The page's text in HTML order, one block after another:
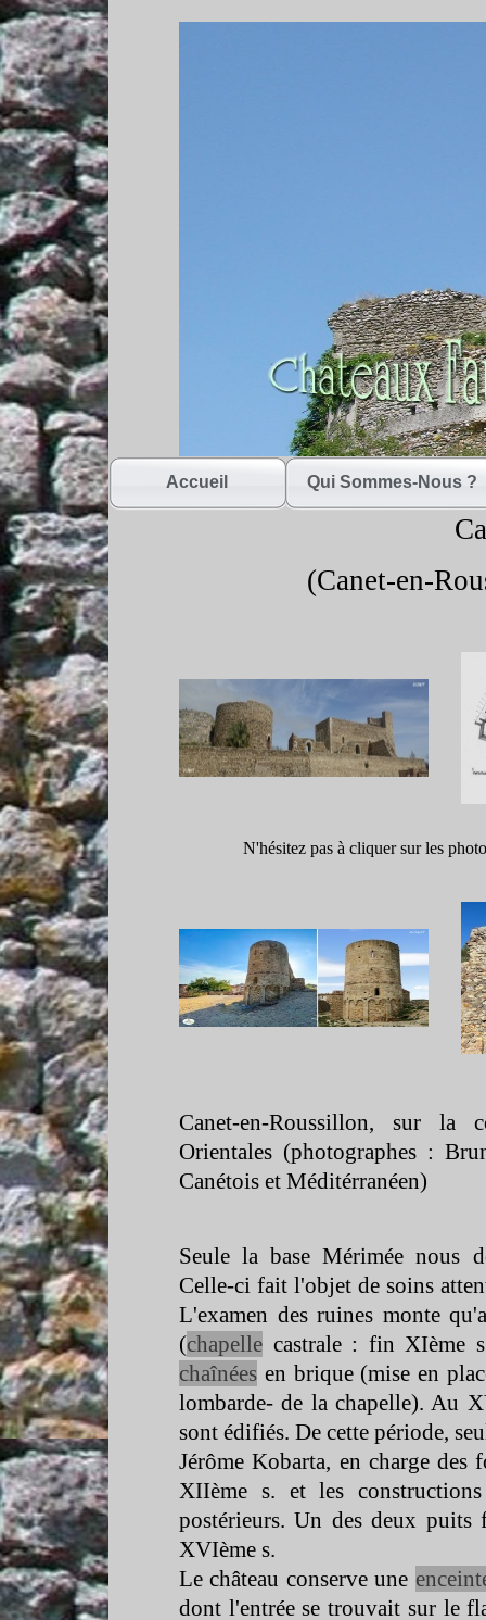
Accueil Qui Sommes-Nous ?
(Canet-en-
N'hésitez pas à cliquer sur les
Canet-en-Roussillon, sur la
Orientales (photographes :
Canétois et Méditérranéen)
Seule la base Mérimée nous
Celle-ci fait l'objet de soins
L'examen des ruines monte
(chapelle castrale : fin XIème
chaînées en brique (mise en
lombarde- de la chapelle). Au
sont édifiés. De cette période,
Jérôme Kobarta, en charge
XIIème s. et les
postérieurs. Un des deux
XVIème s.
Le château conserve une
dont l'entrée se trouvait sur le